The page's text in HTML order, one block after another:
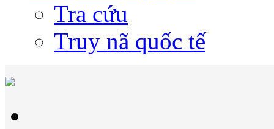
Tra cứu
Truy nã quốc tế